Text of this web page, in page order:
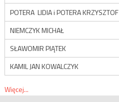
POTERA LIDIA i POTERA KRZYSZTOF
NIEMCZYK MICHAŁ
SŁAWOMIR PIĄTEK
KAMIL JAN KOWALCZYK
Więcej...